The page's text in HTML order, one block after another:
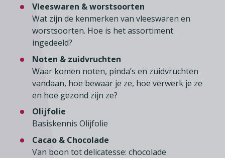
Jaarverslag
Pers
In English
Agenda
Vleeswaren & worstsoorten
Wat zijn de kenmerken van vleeswaren en
worstsoorten. Hoe is het assortiment
ingedeeld?
Noten & zuidvruchten
Waar komen noten, pinda’s en zuidvruchten
vandaan, hoe bewaar je ze, hoe verwerk je ze
en hoe gezond zijn ze?
Olijfolie
Basiskennis Olijfolie
Cacao & Chocolade
Van boon tot delicatesse: chocolade